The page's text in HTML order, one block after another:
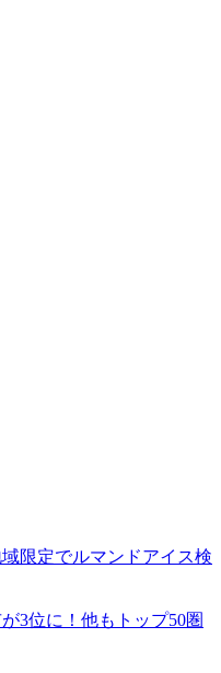
限定でルマンドアイス検
3位に！他もトップ50圏